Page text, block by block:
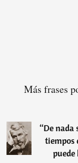
Más frases
“De nada
tiempos